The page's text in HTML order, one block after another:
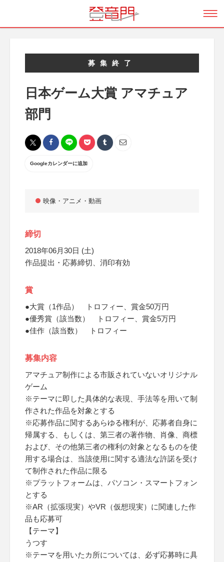
募集終了
日本ゲーム大賞 アマチュア
部門
Googleカレンダーに追加
映像・アニメ・動画
締切
2018年06月30日 (土)
作品提出・応募締切、消印有効
賞
●大賞（1作品） トロフィー、賞金50万円
●優秀賞（該当数） トロフィー、賞金5万円
●佳作（該当数） トロフィー
募集内容
アマチュア制作による市販されていないオリジナル
ゲーム
※テーマに即した具体的な表現、手法等を用いて制
作された作品を対象とする
※応募作品に関するあらゆる権利が、応募者自身に
帰属する、もしくは、第三者の著作物、肖像、商標
および、その他第三者の権利の対象となるものを使
用する場合は、当該使用に関する適法な許諾を受け
て制作された作品に限る
※プラットフォームは、パソコン・スマートフォン
とする
※AR（拡張現実）やVR（仮想現実）に関連した作
品も応募可
【テーマ】
うつす
※テーマを用いたカ所については、必ず応募時に具